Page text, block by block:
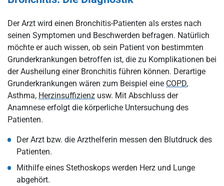
Der Arzt wird einen Bronchitis-Patienten als erstes nach
seinen Symptomen und Beschwerden befragen. Natürlich
möchte er auch wissen, ob sein Patient von bestimmten
Grunderkrankungen betroffen ist, die zu Komplikationen bei
der Ausheilung einer Bronchitis führen können. Derartige
Grunderkrankungen wären zum Beispiel eine COPD,
Asthma, Herzinsuffizienz usw. Mit Abschluss der
Anamnese erfolgt die körperliche Untersuchung des
Patienten.
Der Arzt bzw. die Arzthelferin messen den Blutdruck des
Patienten.
Mithilfe eines Stethoskops werden Herz und Lunge
abgehört.